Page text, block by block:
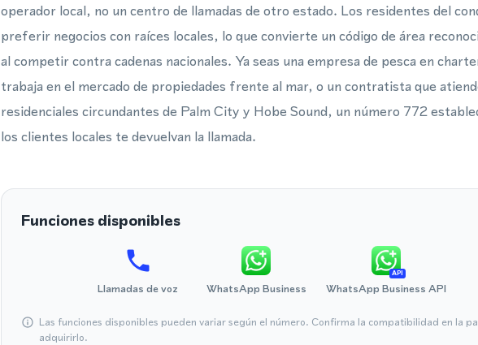
operador local, no un centro de llamadas de otro estado. Los residentes del
preferir negocios con raíces locales, lo que convierte un código de área
al competir contra cadenas nacionales. Ya seas una empresa de pesca en
trabaja en el mercado de propiedades frente al mar, o un contratista que
residenciales circundantes de Palm City y Hobe Sound, un número 772
los clientes locales te devuelvan la llamada.
Funciones disponibles
Llamadas de voz WhatsApp Business
API
WhatsApp Business API
Las funciones disponibles pueden variar según el número. Confirma la compatibilidad en la
adquirirlo.